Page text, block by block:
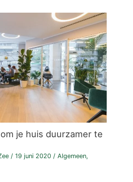
je huis duurzamer te
/19 juni 2020/Algemeen,